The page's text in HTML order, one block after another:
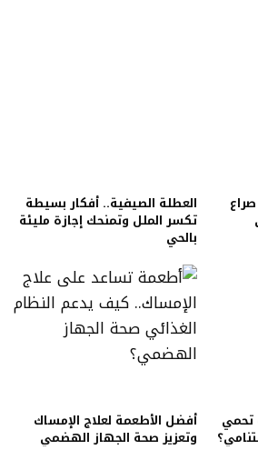
العطلة الصيفية.. أفكار بسيطة
تكسر الملل وتمنحك إجازة مليئة
بالحي
تحمي أفضل الأطعمة لعلاج الإمساك
وتعزيز صحة الجهاز الهضمي